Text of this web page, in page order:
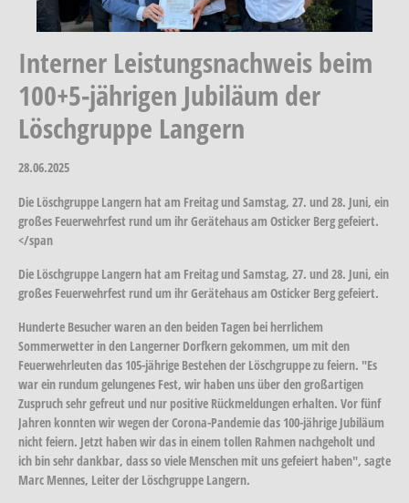
Interner Leistungsnachweis beim
100+5-jährigen Jubiläum der
Löschgruppe Langern
28.06.2025
Die Löschgruppe Langern hat am Freitag und Samstag, 27. und 28. Juni, ein
großes Feuerwehrfest rund um ihr Gerätehaus am Osticker Berg gefeiert.
</span
Die Löschgruppe Langern hat am Freitag und Samstag, 27. und 28. Juni, ein
großes Feuerwehrfest rund um ihr Gerätehaus am Osticker Berg gefeiert.
Hunderte Besucher waren an den beiden Tagen bei herrlichem
Sommerwetter in den Langerner Dorfkern gekommen, um mit den
Feuerwehrleuten das 105-jährige Bestehen der Löschgruppe zu feiern. "Es
war ein rundum gelungenes Fest, wir haben uns über den großartigen
Zuspruch sehr gefreut und nur positive Rückmeldungen erhalten. Vor fünf
Jahren konnten wir wegen der Corona-Pandemie das 100-jährige Jubiläum
nicht feiern. Jetzt haben wir das in einem tollen Rahmen nachgeholt und
ich bin sehr dankbar, dass so viele Menschen mit uns gefeiert haben", sagte
Marc Mennes, Leiter der Löschgruppe Langern.